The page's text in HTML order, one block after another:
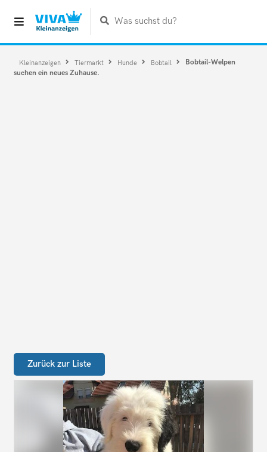
Was suchst du?
Kleinanzeigen Tiermarkt Hunde Bobtail
Bobtail-Welpen
suchen ein neues Zuhause.
Zurück zur Liste